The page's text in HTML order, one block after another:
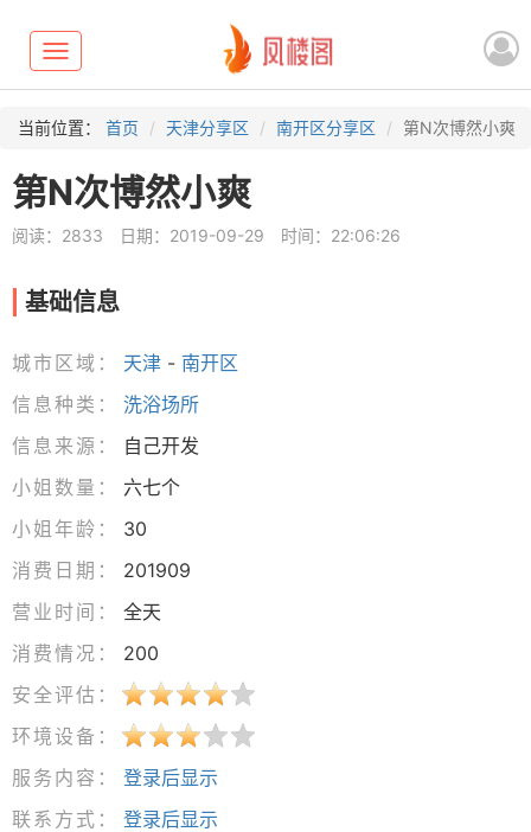
Toggle
navigation
当前位置： 首页 天津分享区 南开区分享区 第N次博然小爽
第N次博然小爽
阅读：2833 日期：2019-09-29 时间：22:06:26
基础信息
城市区域： 天津 - 南开区
信息种类：
洗浴场所
信息来源：
自己开发
小姐数量：
六七个
小姐年龄：
30
消费日期：
201909
营业时间：
全天
消费情况：
200
安全评估：
环境设备：
服务内容：
登录后显示
联系方式：
登录后显示